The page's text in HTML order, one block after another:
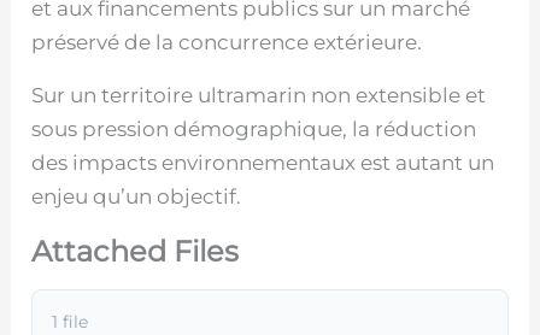
et aux financements publics sur un marché
préservé de la concurrence extérieure.
Sur un territoire ultramarin non extensible et
sous pression démographique, la réduction
des impacts environnementaux est autant un
enjeu qu’un objectif.
Attached Files
1 file